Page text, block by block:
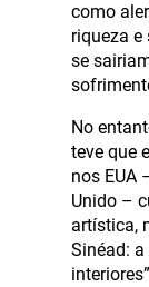
como
riqueza e
se
No
teve que
nos EUA
Unido –
artística,
Sinéad: